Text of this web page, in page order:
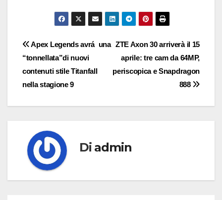
Navigazione
articoli
ZTE Axon 30 arriverà il 15
aprile: tre cam da 64MP,
periscopica e Snapdragon
888
Apex Legends avrá una
“tonnellata”di nuovi
contenuti stile Titanfall
nella stagione 9
Di admin